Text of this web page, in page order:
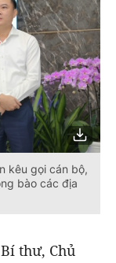
kêu gọi cán bộ,
bào các địa
thư, Chủ